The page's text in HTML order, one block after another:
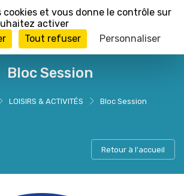
Bloc Session
LOISIRS & ACTIVITÉS Bloc Session
Retour à l'accueil
des cookies
cookies et vous donne le contrôle sur
activer
Tout refuser Personnaliser